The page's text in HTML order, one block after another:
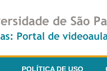
POLÍTICA DE USO